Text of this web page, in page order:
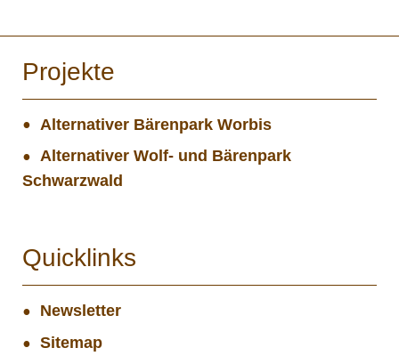
Projekte
Alternativer Bärenpark Worbis
Alternativer Wolf- und Bärenpark
Schwarzwald
Quicklinks
Newsletter
Sitemap